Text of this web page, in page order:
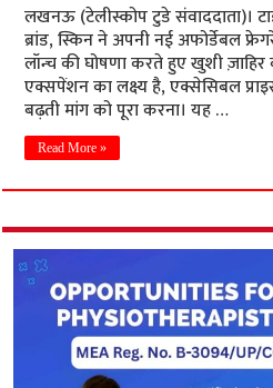
लखनऊ (टेलीस्कोप टुडे संवाददाता)।
ब्रांड, स्किन ने अपनी नई अफोर्डेबल
लॉन्च की घोषणा करते हुए खुशी
एक्सपेंशन का लक्ष्य है, एक्सेसिबल
बढ़ती मांग को पूरा करना। यह …
Read More »